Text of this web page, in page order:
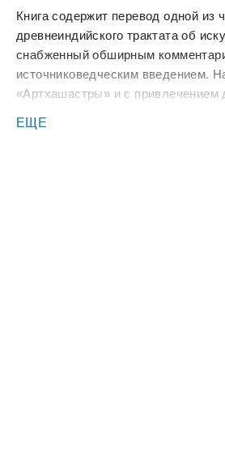
Книга содержит перевод одной из
древнеиндийского трактата об
снабженный обширным
источниковедческим введением.
«Артхашастры» и с привлечением
социального строя древней Индии,
ЕЩЕ